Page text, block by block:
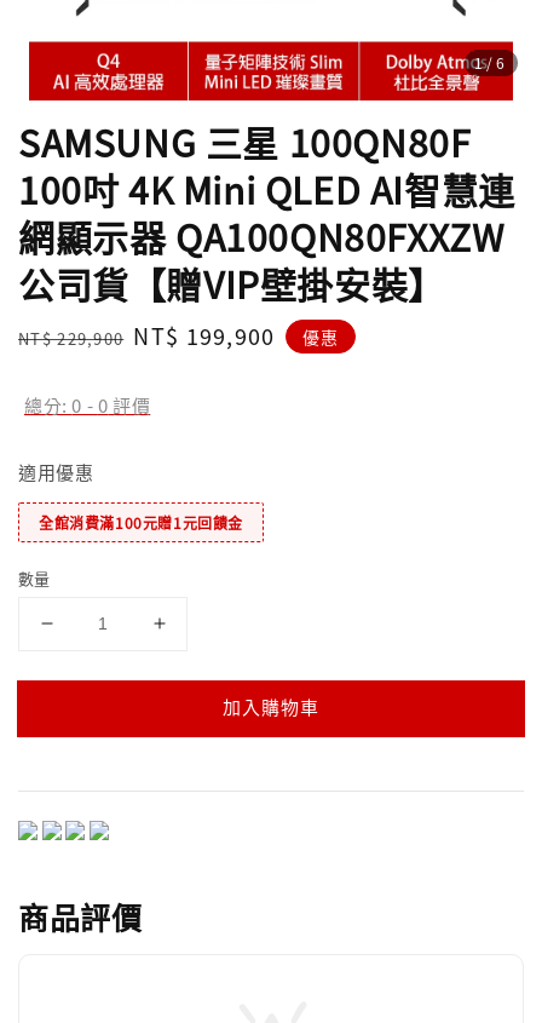
1/6
SAMSUNG 三星 100QN80F
100吋 4K Mini QLED AI智慧連
網顯示器 QA100QN80FXXZW
公司貨【贈VIP壁掛安裝】
Regular
NT$ 229,900 Sale
NT$ 199,900 優惠
總分:0 -0評價
適用優惠
全館消費滿100元贈1元回饋金
數量
加入購物車
商品評價